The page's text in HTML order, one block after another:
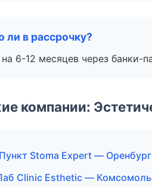
ли в рассрочку?
6-12 месяцев через банки-
компании:
Stoma Expert — Оренбург
Clinic Esthetic —